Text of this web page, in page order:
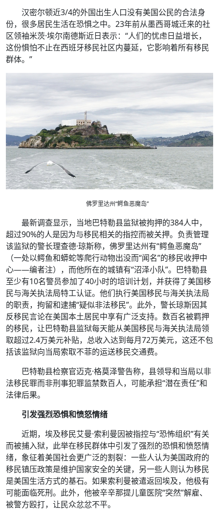
汉密尔顿近3/4的外国出生人口没有美国公民的合法身
份，很多居民生活在恐惧之中。23年前从墨西哥城迁来的社
区领袖米茨·埃尔南德斯近日表示：“人们的忧虑日益增长，
这份惧怕不止在西班牙移民社区内蔓延，它影响着所有移民
群体。”
佛罗里达州“鳄鱼恶魔岛”
最新调查显示，当地巴特勒县监狱被拘押的384人中，
超过90%的人是因为与移民相关的指控而被关押。负责管理
该监狱的警长理查德·琼斯称，佛罗里达州有“鳄鱼恶魔岛”
（一处以鳄鱼和蟒蛇等爬行动物出没而“闻名”的移民收押中
心——编者注），而他所在的城镇有“沼泽小队”。巴特勒县
至少有10名警员参加了40小时的培训计划，并获得了美国移
民与海关执法局特工认证。他们执行美国移民与海关执法局
的职责，拘留和逮捕“疑似非法移民”。此外，警长琼斯因其
反移民言论在美国本土居民中享有广泛支持。数百名被羁押
的移民，让巴特勒县监狱每天能从美国移民与海关执法局领
取超过2.4万美元补贴，总收入达到每月72万美元，这还不包
括该监狱向当局索取不菲的运送移民交通费。
巴特勒县检察官迈克·格莫泽警告称，县领导和当局以非
法移民罪而非刑事犯罪监禁数百人，可能承担“潜在责任”和
法律后果。
引发强烈恐惧和愤怒情绪
近期，埃及移民艾曼·索利曼因被指控与“恐怖组织”有关
而被捕入狱，此举在移民群体中引发了强烈的恐惧和愤怒情
绪，象征着美国社会更广泛的割裂：一些人认为美国政府的
移民镇压政策是维护国家安全的关键，另一些人则认为移民
是美国生活方式的基石。如果索利曼被遣返回埃及，他极有
可能面临死刑。此外，他被辛辛那提儿童医院“突然”解雇、
被警方殴打，让民众忿忿不平。